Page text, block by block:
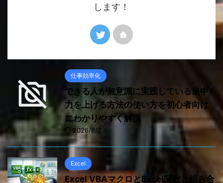
します！
仕事効率化
できる人が無意識に実践している集中
力を上げる方法の使い方を初心者向け
にわかりやすく解説
2026/8/7
Excel
Excel VBAマクロとExcel関数と組み合